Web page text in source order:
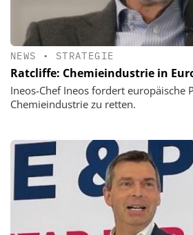
NEWS • STRATEGIE
Ratcliffe: Chemieindustrie in
Ineos-Chef Ineos fordert europäische
Chemieindustrie zu retten.